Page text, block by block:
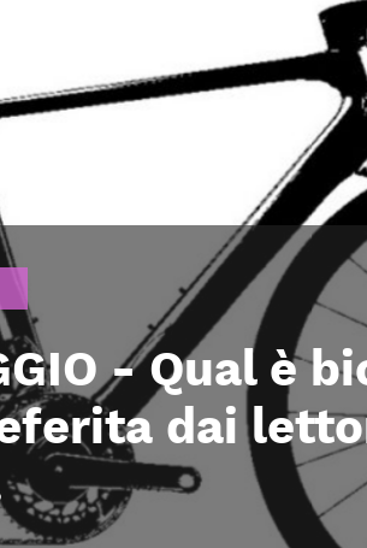
- Qual è
dai